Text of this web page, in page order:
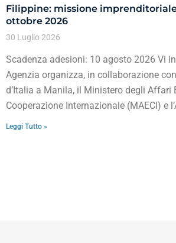
Filippine: missione
ottobre 2026
30 Luglio 2026
Scadenza adesioni: 10 agosto 2026 Vi
Agenzia organizza, in collaborazione
d’Italia a Manila, il Ministero degli Affari
Cooperazione Internazionale (MAECI) e
Leggi Tutto »